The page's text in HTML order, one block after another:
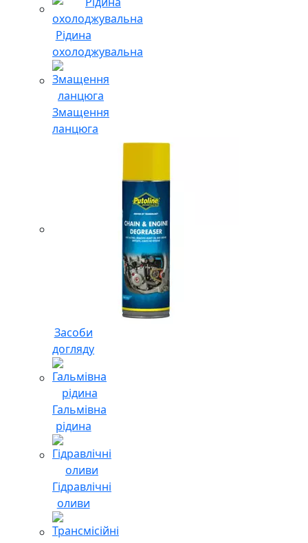
Рідина
охолоджувальна
Змащення
ланцюга
Засоби
догляду
Гальмівна
рідина
Гідравлічні
оливи